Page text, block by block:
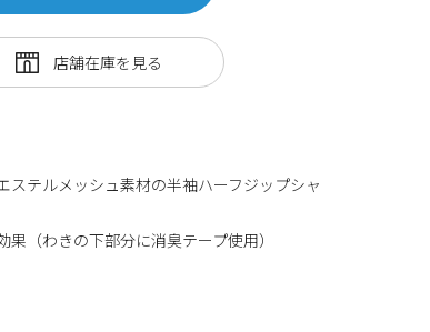
テルメッシュ素材の半袖ハーフジップシャ
（わきの下部分に消臭テープ使用）